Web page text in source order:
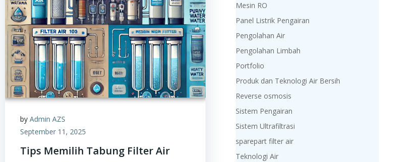
byAdmin AZS
September 11, 2025
Tips Memilih Tabung Filter Air
Mesin RO
Panel Listrik Pengairan
Pengolahan Air
Pengolahan Limbah
Portfolio
Produk dan Teknologi Air Bersih
Reverse osmosis
Sistem Pengairan
Sistem Ultrafiltrasi
sparepart filter air
Teknologi Air